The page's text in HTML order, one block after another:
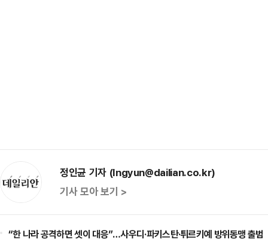
정인균 기자 (Ingyun@dailian.co.kr)
기사 모아 보기 >
“한 나라 공격하면 셋이 대응”…사우디·파키스탄·튀르키예 방위동맹 출범